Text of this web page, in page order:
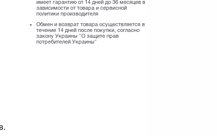
имеет гарантию от 14 дней до 36 месяцев в
зависимости от товара и сервисной
политики производителя
Обмен и возврат товара осуществляется в
течение 14 дней после покупки, согласно
закону Украины "О защите прав
потребителей Украины"